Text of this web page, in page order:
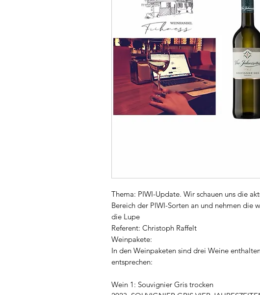
Thema: PIWI-Update. Wir schauen uns die
Bereich der PIWI-Sorten an und nehmen die
die Lupe
Referent: Christoph Raffelt
Weinpakete:
In den Weinpaketen sind drei Weine
entsprechen:
Wein 1: Souvignier Gris trocken